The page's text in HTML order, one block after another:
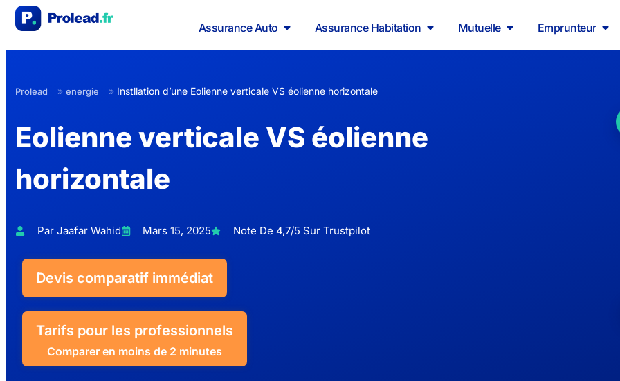
Assurance Auto Assurance Habitation Mutuelle Emprunteur
Prolead » energie » Instllation d’une Eolienne verticale VS éolienne horizontale
Eolienne verticale VS éolienne
horizontale
Par Jaafar Wahid Mars 15, 2025 Note De 4,7/5 Sur Trustpilot
Devis comparatif immédiat
Tarifs pour les professionnels
Comparer en moins de 2 minutes